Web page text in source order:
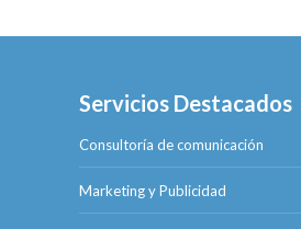
Servicios Destacados
Consultoría de comunicación
Marketing y Publicidad